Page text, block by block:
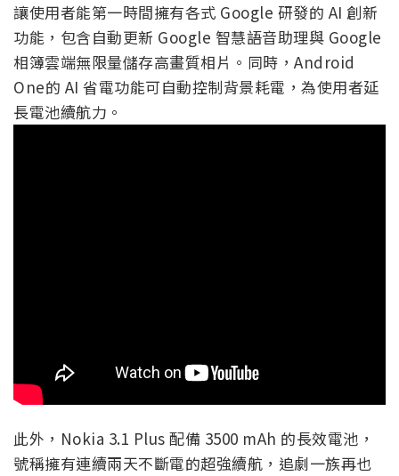
讓使用者能第一時間擁有各式 Google 研發的 AI 創新
功能，包含自動更新 Google 智慧語音助理與 Google
相簿雲端無限量儲存高畫質相片。同時，Android
One的 AI 省電功能可自動控制背景耗電，為使用者延
長電池續航力。
此外，Nokia 3.1 Plus 配備 3500 mAh 的長效電池，
號稱擁有連續兩天不斷電的超強續航，追劇一族再也